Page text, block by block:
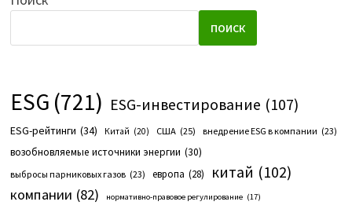
ПОИСК
ESG (721) ESG-инвестирование (107)
ESG-рейтинги (34) Китай (20) США (25) внедрение ESG в компании (23)
возобновляемые источники энергии (30)
выбросы парниковых газов (23) европа (28) китай (102)
компании (82) нормативно-правовое регулирование (17)